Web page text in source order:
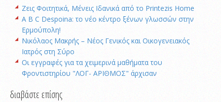
Ζεις Φοιτητικά, Μένεις Ιδανικά από το Printezis Home
A B C Despoina: το νέο κέντρο ξένων γλωσσών στην
Ερμούπολη!
Νικόλαος Μακρής – Νέος Γενικός και Οικογενειακός
Ιατρός στη Σύρο
Οι εγγραφές για τα χειμερινά μαθήματα του
Φροντιστηρίου "ΛΟΓ- ΑΡΙΘΜΟΣ" άρχισαν
διαβάστε επίσης